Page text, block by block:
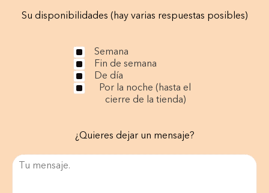
Su disponibilidades (hay varias respuestas posibles)
Semana
Fin de semana
De día
Por la noche (hasta el
cierre de la tienda)
¿Quieres dejar un mensaje?